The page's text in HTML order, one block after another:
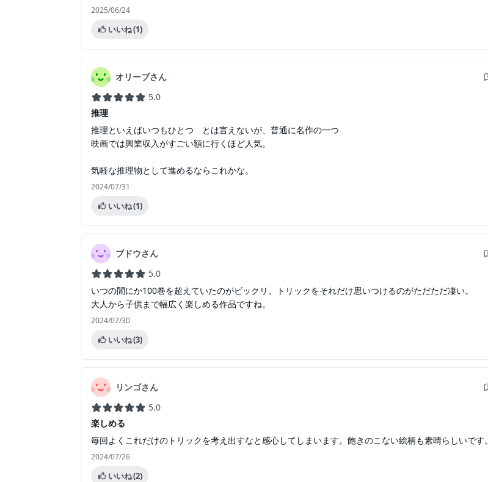
2025/06/24
いいね(1)
オリーブさん
5.0
推理
推理といえばいつもひとつ とは言えないが、普通に名作の一つ
映画では興業収入がすごい額に行くほど人気。
気軽な推理物として進めるならこれかな。
2024/07/31
いいね(1)
ブドウさん
5.0
いつの間にか100巻を超えていたのがビックリ。トリックをそれだけ思いつけるのがただただ凄い。
大人から子供まで幅広く楽しめる作品ですね。
2024/07/30
いいね(3)
リンゴさん
5.0
楽しめる
毎回よくこれだけのトリックを考え出すなと感心してしまいます。飽きのこない絵柄も素晴らしいです。
2024/07/26
いいね(2)